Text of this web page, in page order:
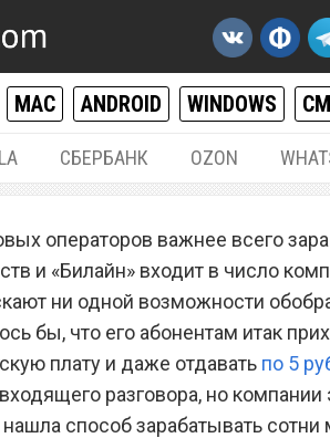
MAC ANDROID WINDOWS
СБЕРБАНК OZON
обворовывает
операторов важнее всего
и «Билайн» входит в число
ни одной возможности
бы, что его абонентам итак
плату и даже отдавать по 5
входящего разговора, но компании
способ зарабатывать